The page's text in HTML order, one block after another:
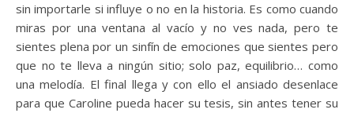
sin importarle si influye o no en la historia. Es como cuando
miras por una ventana al vacío y no ves nada, pero te
sientes plena por un sinfín de emociones que sientes pero
que no te lleva a ningún sitio; solo paz, equilibrio… como
una melodía. El final llega y con ello el ansiado desenlace
para que Caroline pueda hacer su tesis, sin antes tener su